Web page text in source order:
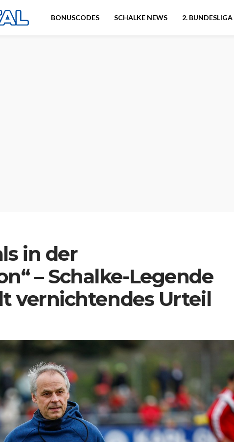
BONUSCODES SCHALKE NEWS 2. BUNDESLIGA
in der
– Schalke-Legende
vernichtendes Urteil